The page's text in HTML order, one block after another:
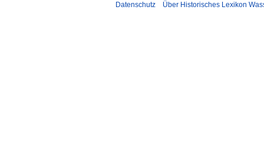
Datenschutz Über Historisches Lexikon